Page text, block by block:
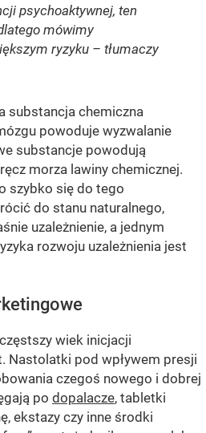
psychoaktywnej, ten
mówimy
ryzyku – tłumaczy
substancja chemiczna
powoduje wyzwalanie
substancje powodują
morza lawiny chemicznej.
szybko się do tego
do stanu naturalnego,
uzależnienie, a jednym
rozwoju uzależnienia jest
wiek inicjacji
Nastolatki pod wpływem presji
czegoś nowego i dobrej
po dopalacze, tabletki
ekstazy czy inne środki